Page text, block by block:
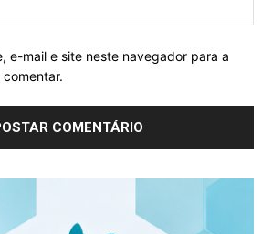
e-mail e site neste navegador para a